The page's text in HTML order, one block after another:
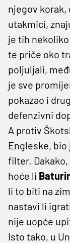
njegov korak,
utakmici,
je tih
te priče oko
poljuljali,
je sve
pokazao i
defenzivni
A protiv
Engleske,
filter.
hoće li
li to biti na
nastavi li
nije uopće
Isto tako, u